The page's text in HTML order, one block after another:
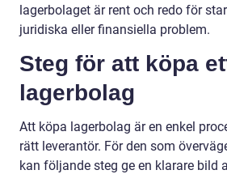
lagerbolaget är rent och redo för
juridiska eller finansiella problem.
Steg för att köpa
lagerbolag
Att köpa lagerbolag är en enkel
rätt leverantör. För den som
kan följande steg ge en klarare bild